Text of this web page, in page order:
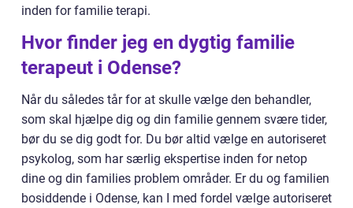
inden for familie terapi.
Hvor finder jeg en dygtig familie
terapeut i Odense?
Når du således tår for at skulle vælge den behandler,
som skal hjælpe dig og din familie gennem svære tider,
bør du se dig godt for. Du bør altid vælge en autoriseret
psykolog, som har særlig ekspertise inden for netop
dine og din families problem områder. Er du og familien
bosiddende i Odense, kan I med fordel vælge autoriseret